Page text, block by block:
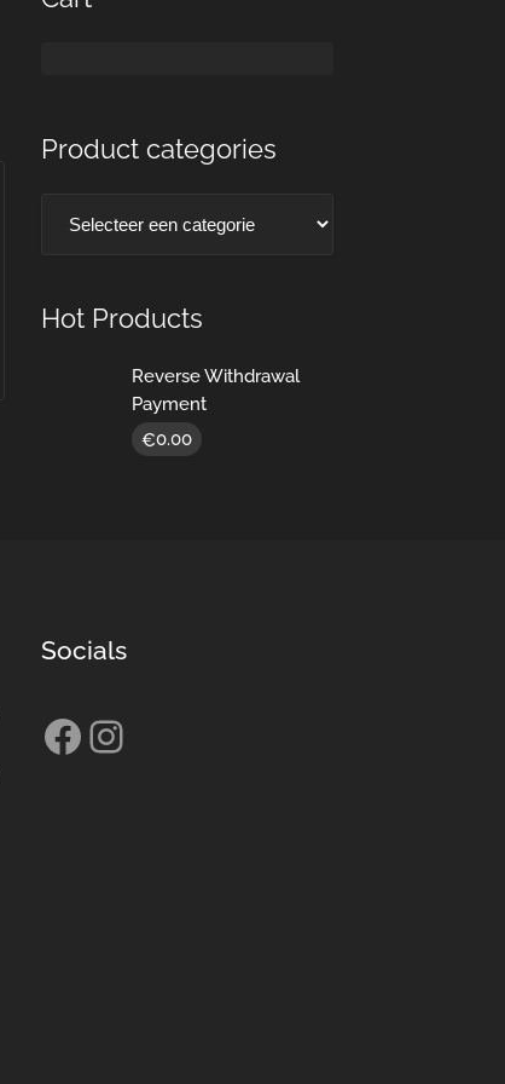
Product categories
Hot Products
Reverse Withdrawal
Payment
€0.00
Socials
Facebook
Instagram